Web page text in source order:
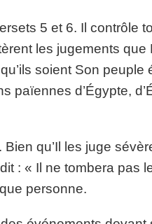
5 et 6. Il contrôle
les jugements
soient Son
païennes d’Égypte,
qu’Il les juge
: « Il ne tombera pas
personne.